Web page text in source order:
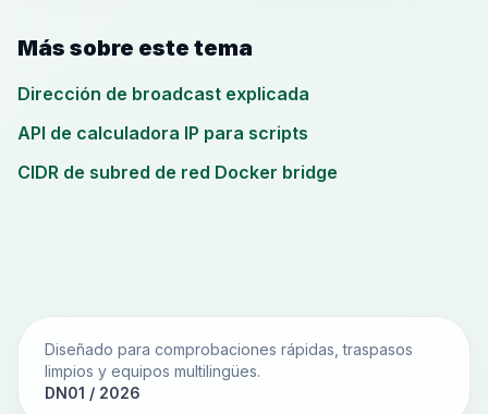
Más sobre este tema
Dirección de broadcast explicada
API de calculadora IP para scripts
CIDR de subred de red Docker bridge
Diseñado para comprobaciones rápidas, traspasos
limpios y equipos multilingües.
DN01 / 2026